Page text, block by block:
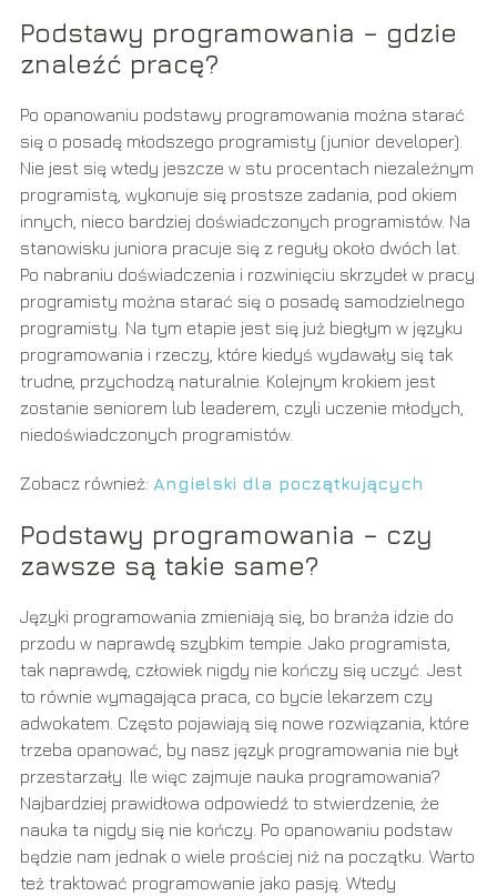
Podstawy programowania – gdzie
znaleźć pracę?
Po opanowaniu podstawy programowania można starać
się o posadę młodszego programisty (junior developer).
Nie jest się wtedy jeszcze w stu procentach niezależnym
programistą, wykonuje się prostsze zadania, pod okiem
innych, nieco bardziej doświadczonych programistów. Na
stanowisku juniora pracuje się z reguły około dwóch lat.
Po nabraniu doświadczenia i rozwinięciu skrzydeł w pracy
programisty można starać się o posadę samodzielnego
programisty. Na tym etapie jest się już biegłym w języku
programowania i rzeczy, które kiedyś wydawały się tak
trudne, przychodzą naturalnie. Kolejnym krokiem jest
zostanie seniorem lub leaderem, czyli uczenie młodych,
niedoświadczonych programistów.
Zobacz również: Angielski dla początkujących
Podstawy programowania – czy
zawsze są takie same?
Języki programowania zmieniają się, bo branża idzie do
przodu w naprawdę szybkim tempie. Jako programista,
tak naprawdę, człowiek nigdy nie kończy się uczyć. Jest
to równie wymagająca praca, co bycie lekarzem czy
adwokatem. Często pojawiają się nowe rozwiązania, które
trzeba opanować, by nasz język programowania nie był
przestarzały. Ile więc zajmuje nauka programowania?
Najbardziej prawidłowa odpowiedź to stwierdzenie, że
nauka ta nigdy się nie kończy. Po opanowaniu podstaw
będzie nam jednak o wiele prościej niż na początku. Warto
też traktować programowanie jako pasję. Wtedy